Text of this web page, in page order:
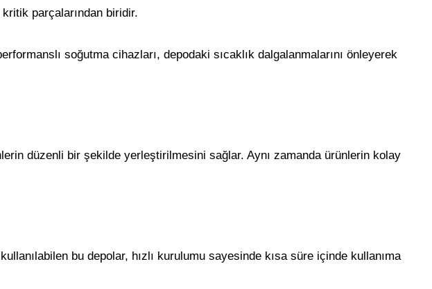
parçalarından biridir.
soğutma cihazları, depodaki sıcaklık dalgalanmalarını önleyerek
düzenli bir şekilde yerleştirilmesini sağlar. Aynı zamanda ürünlerin kolay
bu depolar, hızlı kurulumu sayesinde kısa süre içinde kullanıma